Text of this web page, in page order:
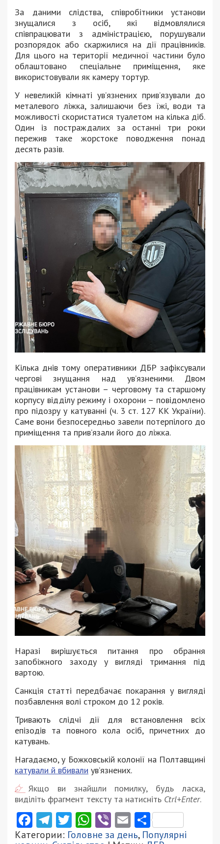
За даними слідства, співробітники установи
знущалися з осіб, які відмовлялися
співпрацювати з адміністрацією, порушували
розпорядок або скаржилися на дії працівників.
Для цього на території медичної частини було
облаштовано спеціальне приміщення, яке
використовували як камеру тортур.
У невеликій кімнаті ув’язнених прив’язували до
металевого ліжка, залишаючи без їжі, води та
можливості скористатися туалетом на кілька діб.
Один із постраждалих за останні три роки
пережив таке жорстоке поводження понад
десять разів.
Кілька днів тому оперативники ДБР зафіксували
чергові знущання над ув’язненими. Двом
працівникам установи – черговому та старшому
корпусу відділу режиму і охорони – повідомлено
про підозру у катуванні (ч. 3 ст. 127 КК України).
Саме вони безпосередньо завели потерпілого до
приміщення та прив’язали його до ліжка.
Наразі вирішується питання про обрання
запобіжного заходу у вигляді тримання під
вартою.
Санкція статті передбачає покарання у вигляді
позбавлення волі строком до 12 років.
Тривають слідчі дії для встановлення всіх
епізодів та повного кола осіб, причетних до
катувань.
Нагадаємо, у Божковській колонії на Полтавщині
катували й вбивали ув’язнених.
Якщо ви знайшли помилку, будь ласка,
виділіть фрагмент тексту та натисніть Ctrl+Enter.
Facebook
Telegram
Twitter
WhatsApp
ViberEmail
Категории: Головне за день, Популярні